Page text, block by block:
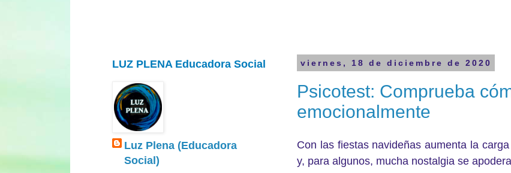
viernes, 18 de diciembre de 2020
Psicotest: Comprueba
emocionalmente
Con las fiestas navideñas aumenta la
y, para algunos, mucha nostalgia se
LUZ PLENA Educadora Social
Luz Plena (Educadora
Social)